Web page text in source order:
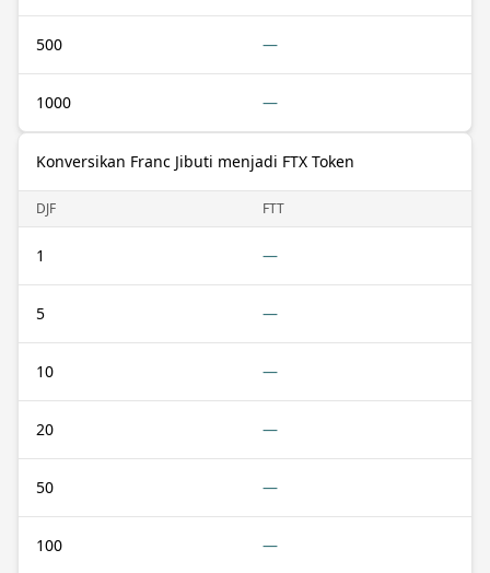
500 —
1000 —
Konversikan Franc Jibuti menjadi FTX Token
DJF FTT
1 —
5 —
10 —
20 —
50 —
100 —